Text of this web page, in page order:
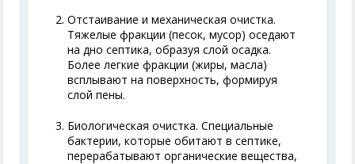
Отстаивание и механическая очистка.
Тяжелые фракции (песок, мусор) оседают
на дно септика, образуя слой осадка.
Более легкие фракции (жиры, масла)
всплывают на поверхность, формируя
слой пены.
Биологическая очистка. Специальные
бактерии, которые обитают в септике,
перерабатывают органические вещества,